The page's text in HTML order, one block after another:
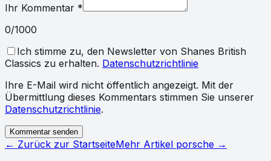
Ihr Kommentar *
0/1000
Ich stimme zu, den Newsletter von Shanes British
Classics zu erhalten. Datenschutzrichtlinie
Ihre E-Mail wird nicht öffentlich angezeigt. Mit der
Übermittlung dieses Kommentars stimmen Sie unserer
Datenschutzrichtlinie.
Kommentar senden
← Zurück zur StartseiteMehr Artikel porsche →